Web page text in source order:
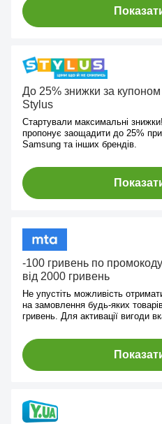
До 25% знижки за купоном
Stylus
Стартували максимальні
пропонує заощадити до 25%
Samsung та інших брендів.
-100 гривень по
від 2000 гривень
Не упустіть можливість
на замовлення будь-яких
гривень. Для активації вигоди